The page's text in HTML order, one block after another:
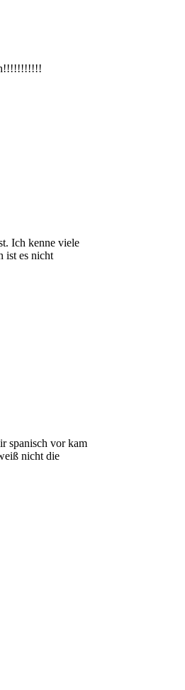
Ich kenne viele
ist es nicht
spanisch vor kam
nicht die